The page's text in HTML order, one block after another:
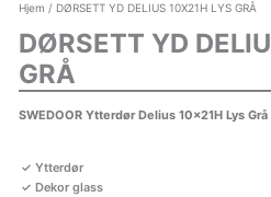
Hjem / DØRSETT YD DELIUS 10X21H LYS GRÅ
DØRSETT YD
GRÅ
SWEDOOR Ytterdør Delius 10x21H Lys
Ytterdør
Dekor glass